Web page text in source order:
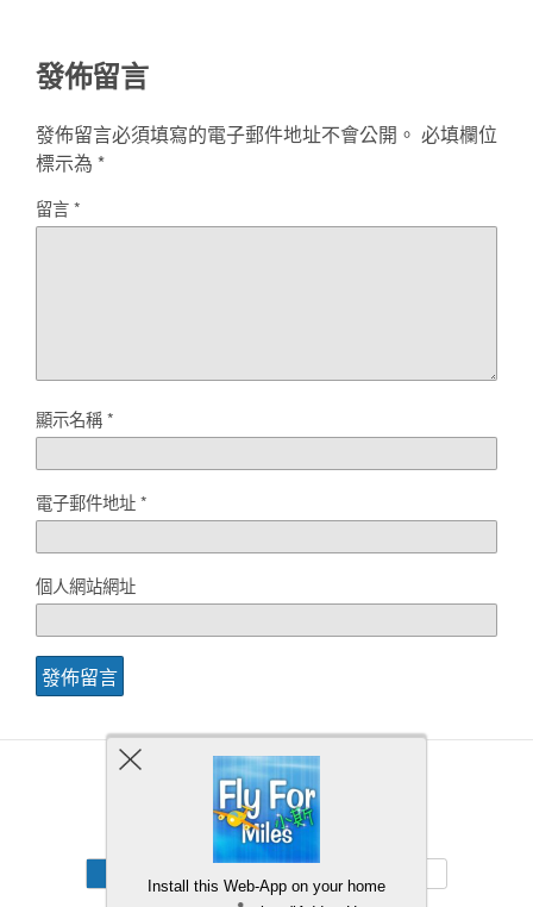
發佈留言
發佈留言必須填寫的電子郵件地址不會公開。 必填欄位
標示為 *
留言*
顯示名稱*
電子郵件地址*
個人網站網址
Back to top
Install this Web-App on your home